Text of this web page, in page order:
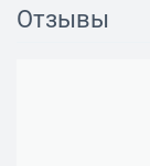
Отзывы